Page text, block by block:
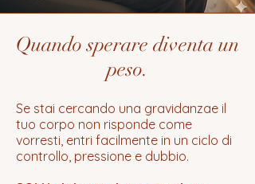
Quando sperare diventa un
peso.
Se stai cercando una gravidanzae il
tuo corpo non risponde come
vorresti, entri facilmente in un ciclo di
controllo, pressione e dubbio.